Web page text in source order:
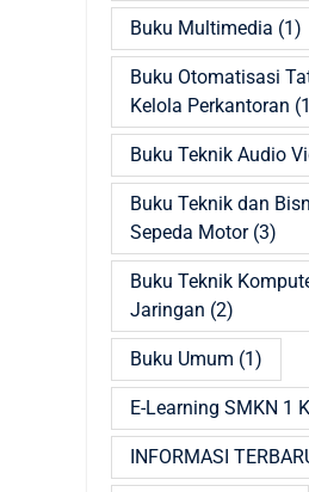
Buku Multimedia (1)
Buku Otomatisasi
Kelola Perkantoran
Buku Teknik Audio
Buku Teknik dan
Sepeda Motor(3)
Buku Teknik
Jaringan (2)
Buku Umum (1)
E-Learning SMKN 1
INFORMASI